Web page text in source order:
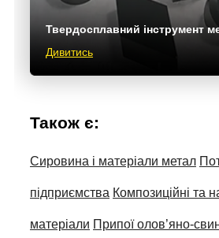
Твердосплавний інструмент
Дивитись
Також є:
Сировина і матеріали метал
підприємства Композиційні та
матеріали Припої олов’яно-